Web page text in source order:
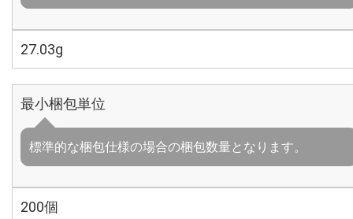
27.03g
最小梱包単位
標準的な梱包仕様の場合の梱包数量となります。
200個